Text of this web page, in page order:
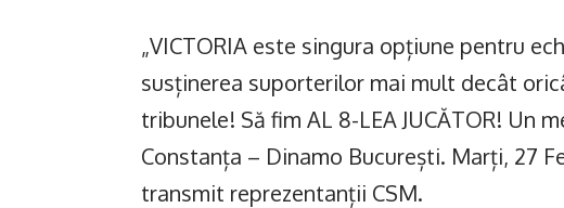
„VICTORIA este singura opțiune pentru
susținerea suporterilor mai mult decât
tribunele! Să fim AL 8-LEA JUCĂTOR! Un
Constanța – Dinamo București. Marți, 27
transmit reprezentanții CSM.